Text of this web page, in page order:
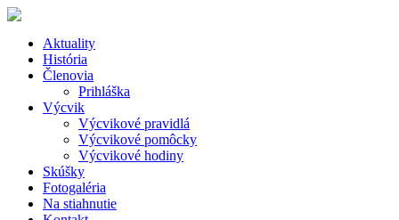
Aktuality
História
Členovia
Prihláška
Výcvik
Výcvikové pravidlá
Výcvikové pomôcky
Výcvikové hodiny
Skúšky
Fotogaléria
Na stiahnutie